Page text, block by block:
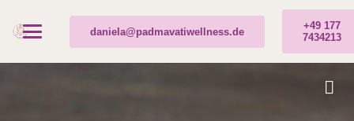
daniela@padmavatiwellness.de
+49 177
7434213